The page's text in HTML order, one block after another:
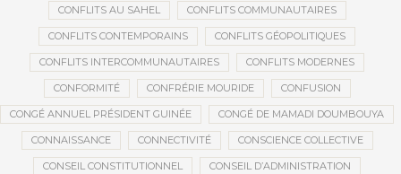
CONFLITS AU SAHEL CONFLITS COMMUNAUTAIRES
CONFLITS CONTEMPORAINS CONFLITS GÉOPOLITIQUES
CONFLITS INTERCOMMUNAUTAIRES CONFLITS MODERNES
CONFORMITÉ CONFRÉRIE MOURIDE CONFUSION
CONGÉ ANNUEL PRÉSIDENT GUINÉE CONGÉ DE MAMADI DOUMBOUYA
CONNAISSANCE CONNECTIVITÉ CONSCIENCE COLLECTIVE
CONSEIL CONSTITUTIONNEL CONSEIL D’ADMINISTRATION